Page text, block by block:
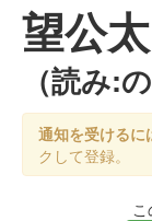
望公太
（読み:
通知を受けるに
クして登録。